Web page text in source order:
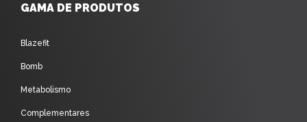
GAMA DE PRODUTOS
Blazefit
Bomb
Metabolismo
Complementares